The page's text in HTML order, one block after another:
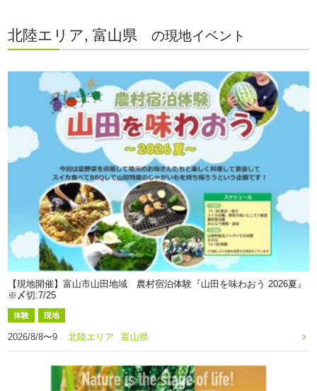
北陸エリア, 富山県 の現地イベント
【現地開催】富山市山田地域 農村宿泊体験『山田を味わおう 2026夏』
※〆切:7/25
体験 現地
2026/8/8〜9 北陸エリア 富山県